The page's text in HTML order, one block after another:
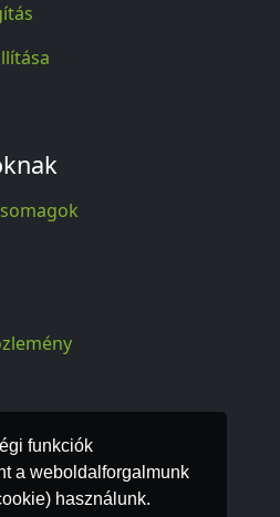
funkciók
a weboldalforgalmunk
használunk.